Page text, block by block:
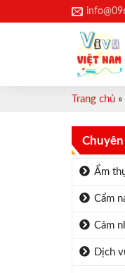
to
Trang chủ »
Ẩm
Cẩm
Cảm
Dịch